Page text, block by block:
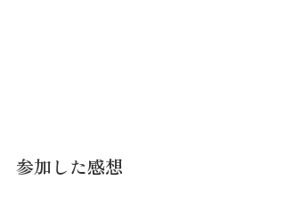
参加した感想